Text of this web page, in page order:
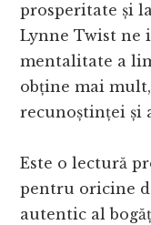
prosperitate și
Lynne Twist ne
mentalitate a
obține mai
recunoștinței și
Este o lectură
pentru oricine
autentic al